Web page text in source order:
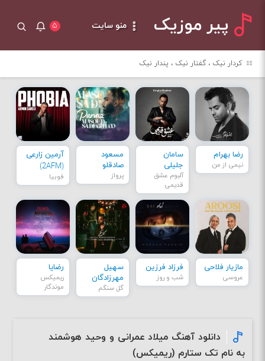
پیر موزیک منو سایت ۵
کردار نیک ، گفتار نیک ، پندار نیک
رضا بهرام
نیمی از من
سامان
جلیلی
آلبوم عشق
قدیمی
مسعود
صادقلو
پرواز
آرمین زارعی
(2AFM)
فوبیا
مازیار فلاحی
عروسی
فرزاد فرزین
شب و روز
سهیل
مهرزادگان
گل سنگم
رضایا
ریمیکس
موندگار
دانلود آهنگ میلاد عمرانی و وحید هوشمند
به نام تک ستارم (ریمیکس)